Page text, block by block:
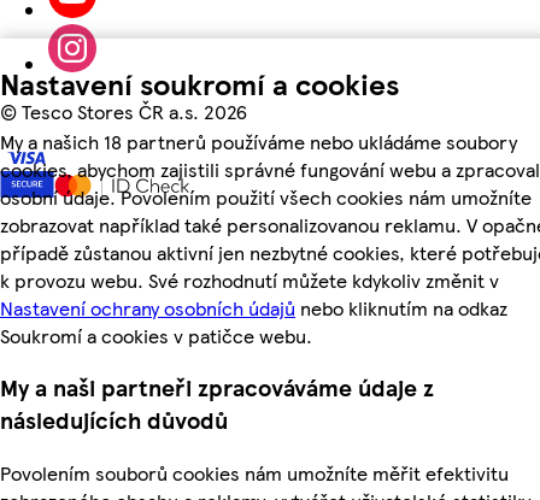
Nastavení soukromí a cookies
My a našich 18 partnerů používáme nebo ukládáme soubory
cookies, abychom zajistili správné fungování webu a
osobní údaje. Povolením použití všech cookies nám umožníte
zobrazovat například také personalizovanou reklamu. V
případě zůstanou aktivní jen nezbytné cookies, které
k provozu webu. Své rozhodnutí můžete kdykoliv změnit v
Nastavení ochrany osobních údajů nebo kliknutím na odkaz
Soukromí a cookies v patičce webu.
My a naši partneři zpracováváme údaje z
následujících důvodů
Povolením souborů cookies nám umožníte měřit efektivitu
©Tesco Stores ČR a.s. 2026